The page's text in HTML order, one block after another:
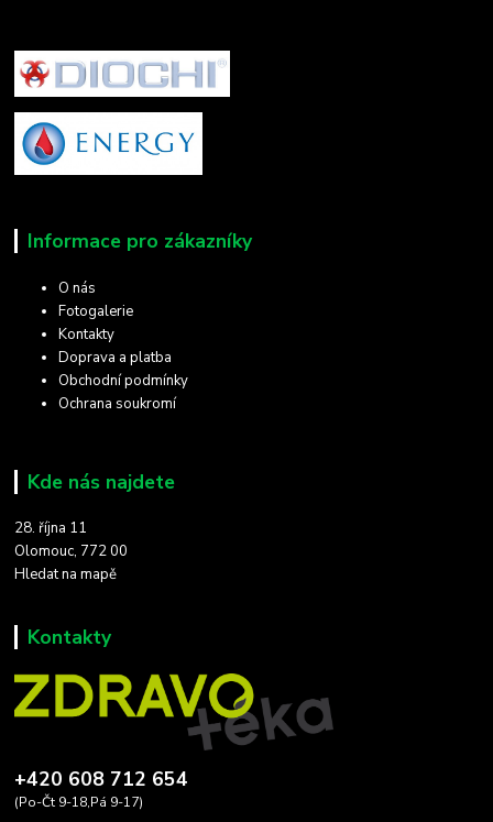
Informace pro zákazníky
O nás
Fotogalerie
Kontakty
Doprava a platba
Obchodní podmínky
Ochrana soukromí
Kde nás najdete
28. října 11
Olomouc, 772 00
Hledat na mapě
Kontakty
+420 608 712 654
(Po-Čt 9-18,Pá 9-17)